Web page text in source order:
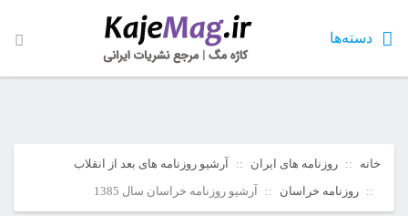
دسته‌ها
خانه روزنامه های ایران
آرشیو روزنامه های بعد از انقلاب
روزنامه خراسان
آرشیو روزنامه خراسان سال 1385